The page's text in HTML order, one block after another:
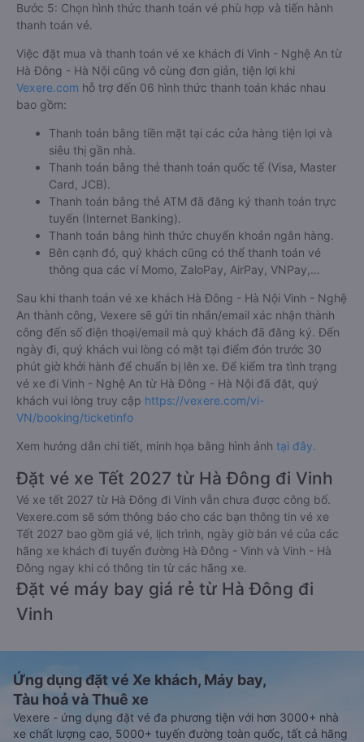
Bước 5: Chọn hình thức thanh toán vé phù hợp và tiến hành
thanh toán vé.
Việc đặt mua và thanh toán vé xe khách đi Vinh - Nghệ An từ
Hà Đông - Hà Nội cũng vô cùng đơn giản, tiện lợi khi
Vexere.com hỗ trợ đến 06 hình thức thanh toán khác nhau
bao gồm:
Thanh toán bằng tiền mặt tại các cửa hàng tiện lợi và
siêu thị gần nhà.
Thanh toán bằng thẻ thanh toán quốc tế (Visa, Master
Card, JCB).
Thanh toán bằng thẻ ATM đã đăng ký thanh toán trực
tuyến (Internet Banking).
Thanh toán bằng hình thức chuyển khoản ngân hàng.
Bên cạnh đó, quý khách cũng có thể thanh toán vé
thông qua các ví Momo, ZaloPay, AirPay, VNPay,…
Sau khi thanh toán vé xe khách Hà Đông - Hà Nội Vinh - Nghệ
An thành công, Vexere sẽ gửi tin nhắn/email xác nhận thành
công đến số điện thoại/email mà quý khách đã đăng ký. Đến
ngày đi, quý khách vui lòng có mặt tại điểm đón trước 30
phút giờ khởi hành để chuẩn bị lên xe. Để kiểm tra tình trạng
vé xe đi Vinh - Nghệ An từ Hà Đông - Hà Nội đã đặt, quý
khách vui lòng truy cập https://vexere.com/vi-
VN/booking/ticketinfo
Xem hướng dẫn chi tiết, minh họa bằng hình ảnh tại đây.
Đặt vé xe Tết 2027 từ Hà Đông đi Vinh
Vé xe tết 2027 từ Hà Đông đi Vinh vẫn chưa được công bố.
Vexere.com sẽ sớm thông báo cho các bạn thông tin vé xe
Tết 2027 bao gồm giá vé, lịch trình, ngày giờ bán vé của các
hãng xe khách đi tuyến đường Hà Đông - Vinh và Vinh - Hà
Đông ngay khi có thông tin từ các hãng xe.
Đặt vé máy bay giá rẻ từ Hà Đông đi
Vinh
Ứng dụng đặt vé Xe khách, Máy bay,
Tàu hoả và Thuê xe
Vexere - ứng dụng đặt vé đa phương tiện với hơn 3000+ nhà
xe chất lượng cao, 5000+ tuyến đường toàn quốc, tất cả hãng